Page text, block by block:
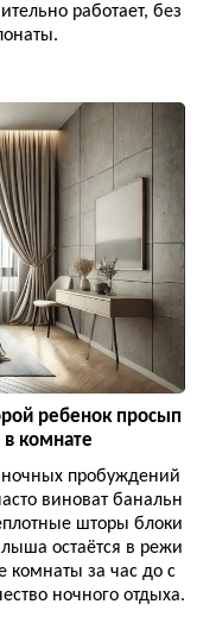
работает, без
ребенок просып
в комнате
пробуждений
виноват банальн
шторы блоки
остаётся в режи
комнаты за час до с
ночного отдыха.